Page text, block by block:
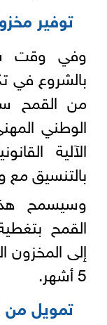
توفير
وفي وقت
بالشروع في
من القمح
الوطني
الآلية
بالتنسيق مع
وسيسمح
القمح
إلى المخزون
5 أشهر.
تمويل من